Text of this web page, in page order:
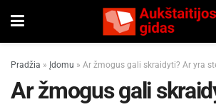
Pradžia » Įdomu » Ar žmogus gali skraidyti? Ar yra
Ar žmogus gali